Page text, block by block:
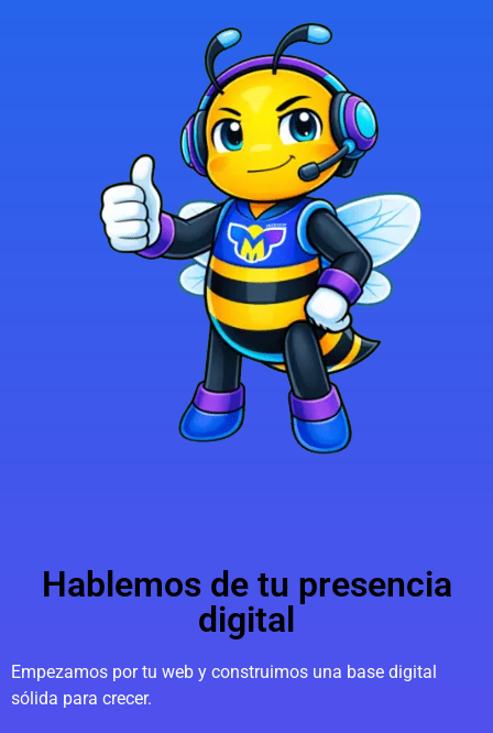
Hablemos de tu presencia
digital
Empezamos por tu web y construimos una base digital
sólida para crecer.